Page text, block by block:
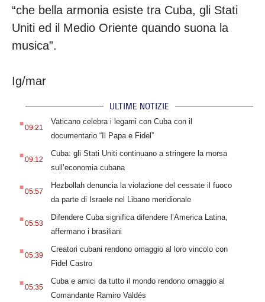
“che bella armonia esiste tra Cuba, gli Stati
Uniti ed il Medio Oriente quando suona la
musica”.
Ig/mar
ULTIME NOTIZIE
.09:21
Vaticano celebra i legami con Cuba con il
documentario “Il Papa e Fidel”
.09:12
Cuba: gli Stati Uniti continuano a stringere la morsa
sull’economia cubana
.05:57
Hezbollah denuncia la violazione del cessate il fuoco
da parte di Israele nel Libano meridionale
.05:53
Difendere Cuba significa difendere l’America Latina,
affermano i brasiliani
.05:39
Creatori cubani rendono omaggio al loro vincolo con
Fidel Castro
.05:35
Cuba e amici da tutto il mondo rendono omaggio al
Comandante Ramiro Valdés